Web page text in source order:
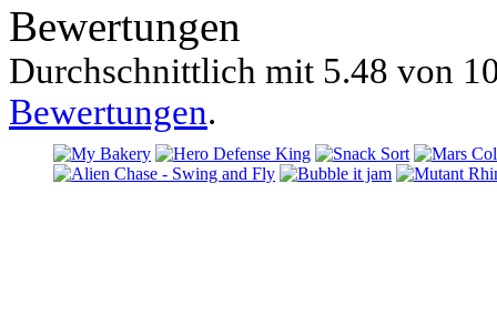
Bewertungen
Durchschnittlich mit 5.48 von
Bewertungen.